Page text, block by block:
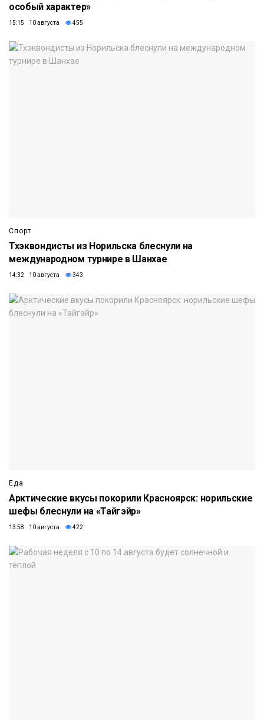
особый характер»
15:15 10 августа 455
Спорт
Тхэквондисты из Норильска блеснули на
международном турнире в Шанхае
14:32 10 августа 343
Еда
Арктические вкусы покорили Красноярск: норильские
шефы блеснули на «Тайгэйр»
13:58 10 августа 422